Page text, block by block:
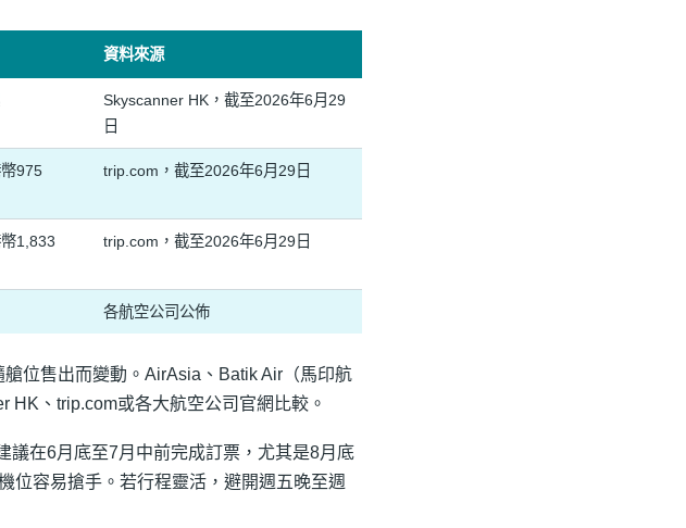
資料來源
Skyscanner HK，截至2026年6月29
日
975
trip.com，截至2026年6月29日
1,833
trip.com，截至2026年6月29日
各航空公司公佈
位售出而變動。AirAsia、Batik Air（馬印航
HK、trip.com或各大航空公司官網比較。
議在6月底至7月中前完成訂票，尤其是8月底
位容易搶手。若行程靈活，避開週五晚至週